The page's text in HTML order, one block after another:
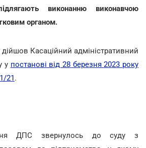
виконанню виконавчою
органом.
Касаційний адміністративний
у постанові від 28 березня 2023 року
21.
ДПС звернулось до суду з